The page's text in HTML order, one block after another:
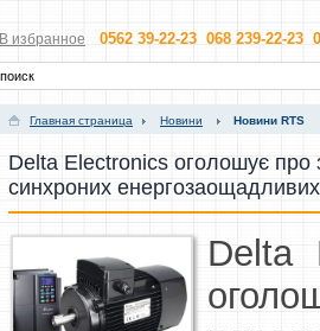
В избранное 0562 39-22-23 068 239-22-23
Главная страница Новини Новини RTS
Delta Electronics оголошує про
синхроних
Delta